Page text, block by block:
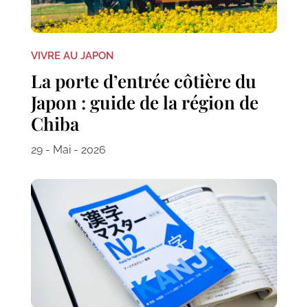
VIVRE AU JAPON
La porte d’entrée côtière du
Japon : guide de la région de
Chiba
29 - Mai - 2026